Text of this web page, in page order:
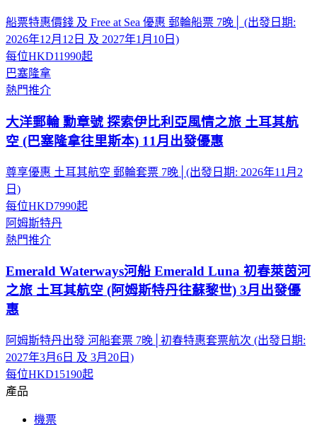
船票特惠價錢 及 Free at Sea 優惠 郵輪船票 7晚│ (出發日期:
2026年12月12日 及 2027年1月10日)
每位HKD11990起
巴塞隆拿
熱門推介
大洋郵輪 勳章號 探索伊比利亞風情之旅 土耳其航
空 (巴塞隆拿往里斯本) 11月出發優惠
尊享優惠 土耳其航空 郵輪套票 7晚│(出發日期: 2026年11月2
日)
每位HKD7990起
阿姆斯特丹
熱門推介
Emerald Waterways河船 Emerald Luna 初春萊茵河
之旅 土耳其航空 (阿姆斯特丹往蘇黎世) 3月出發優
惠
阿姆斯特丹出發 河船套票 7晚│初春特惠套票航次 (出發日期:
2027年3月6日 及 3月20日)
每位HKD15190起
產品
機票